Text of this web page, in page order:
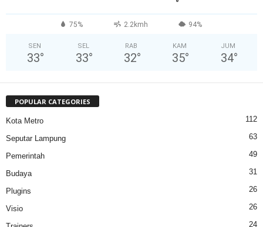
°
75% 2.2kmh 94%
SEN
33°
SEL
33°
RAB
32°
KAM
35°
JUM
34°
POPULAR CATEGORIES
Kota Metro 112
Seputar Lampung 63
Pemerintah 49
Budaya 31
Plugins 26
Visio 26
24